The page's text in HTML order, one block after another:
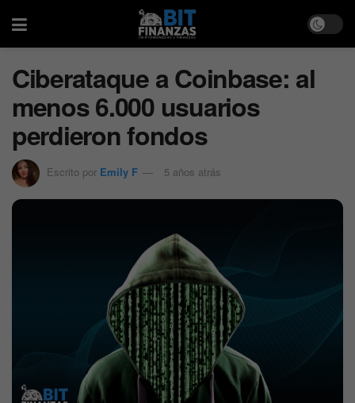
Ciberataque a Coinbase: al
menos 6.000 usuarios
perdieron fondos
Escrito por Emily F 5 años atrás